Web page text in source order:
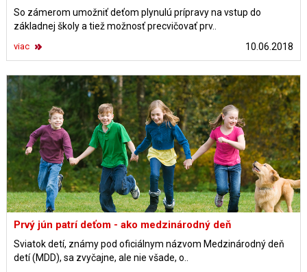
So zámerom umožniť deťom plynulú prípravy na vstup do
základnej školy a tiež možnosť precvičovať prv..
10.06.2018
viac
Prvý jún patrí deťom - ako medzinárodný deň
Sviatok detí, známy pod oficiálnym názvom Medzinárodný deň
detí (MDD), sa zvyčajne, ale nie všade, o..